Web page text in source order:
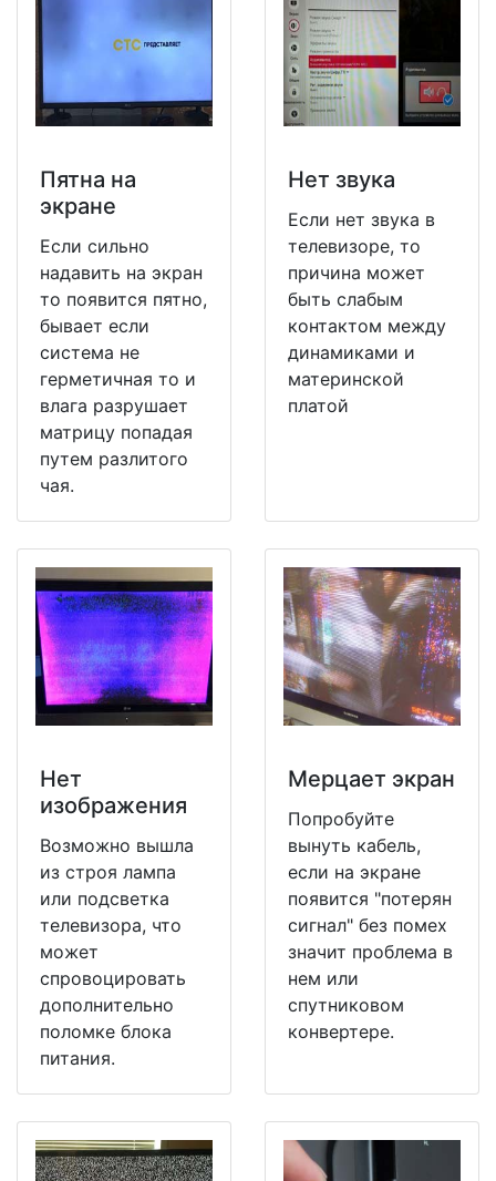
Пятна на
экране
Если сильно
надавить на экран
то появится пятно,
бывает если
система не
герметичная то и
влага разрушает
матрицу попадая
путем разлитого
чая.
Нет звука
Если нет звука в
телевизоре, то
причина может
быть слабым
контактом между
динамиками и
материнской
платой
Нет
изображения
Возможно вышла
из строя лампа
или подсветка
телевизора, что
может
спровоцировать
дополнительно
поломке блока
питания.
Мерцает экран
Попробуйте
вынуть кабель,
если на экране
появится "потерян
сигнал" без помех
значит проблема в
нем или
спутниковом
конвертере.